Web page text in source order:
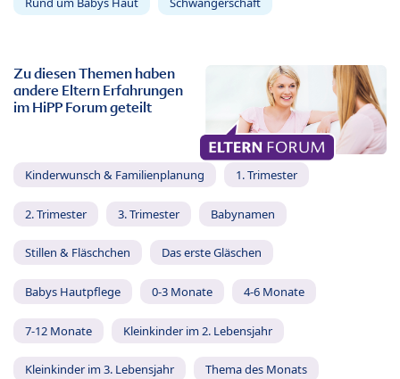
Zu diesen Themen haben
andere Eltern Erfahrungen
im HiPP Forum geteilt
Kinderwunsch & Familienplanung 1. Trimester
2. Trimester 3. Trimester Babynamen
Stillen & Fläschchen Das erste Gläschen
Babys Hautpflege 0-3 Monate 4-6 Monate
7-12 Monate Kleinkinder im 2. Lebensjahr
Kleinkinder im 3. Lebensjahr Thema des Monats